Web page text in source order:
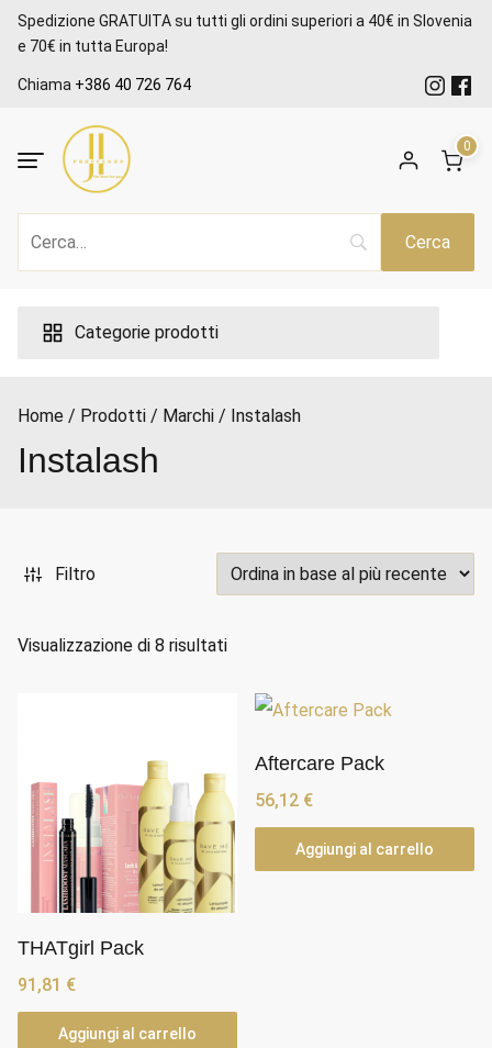
SaltaSpedizione GRATUITA su tutti gli ordini superiori a 40€ in Slovenia
e 70€ in tutta Europa!
Chiama +386 40 726 764
0
Categorie prodotti
Home Prodotti Marchi Instalash
Instalash
Filtro
Visualizzazione di 8 risultatiO
a
i
n
b
a
THATgirl Pack
91,81 €
Aggiungi al carrello
Aftercare Pack
56,12 €
Aggiungi al carrello